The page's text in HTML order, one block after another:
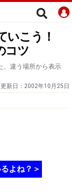
いこう！
コツ
、違う場所から表示
更新日： 2002年10月25日
よね？＞